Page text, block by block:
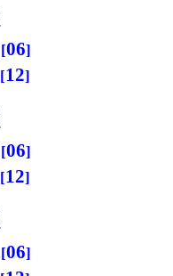
06
12
06
12
06